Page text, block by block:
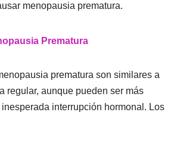
menopausia prematura.
Prematura
prematura son similares a
regular, aunque pueden ser más
interrupción hormonal. Los